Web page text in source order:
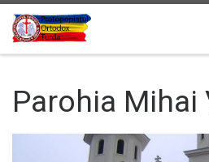
Sari la conținut
Parohia Mihai